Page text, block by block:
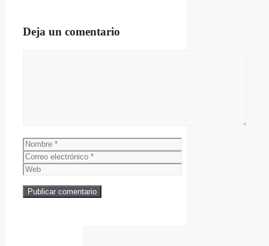
Deja un comentario
Nombre
Correo
electrónico
Web